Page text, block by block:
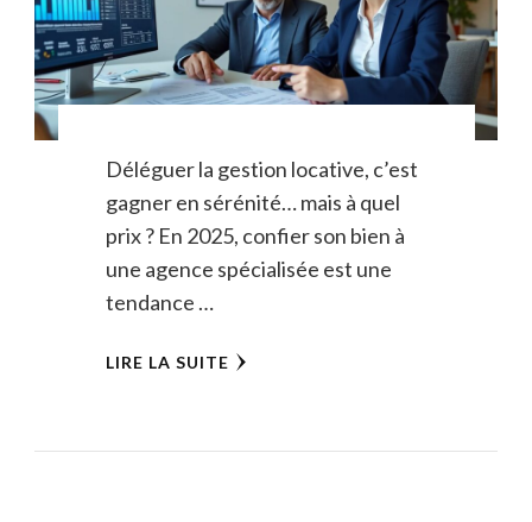
Déléguer la gestion locative, c’est
gagner en sérénité… mais à quel
prix ? En 2025, confier son bien à
une agence spécialisée est une
tendance …
LIRE LA SUITE